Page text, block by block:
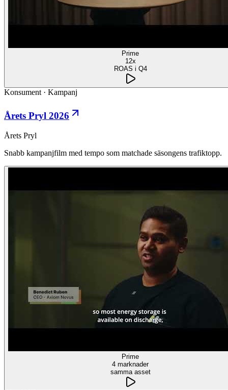
Prime
12x
ROAS i Q4
Konsument · Kampanj
Årets Pryl 2026
Årets Pryl
Snabb kampanjfilm med tempo som matchade säsongens trafiktopp.
Prime
4 marknader
samma asset